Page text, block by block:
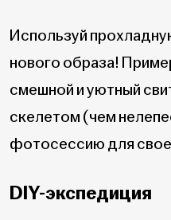
Используй
нового образа!
смешной и уютный
скелетом (чем
фотосессию для
DIY-экспедиция